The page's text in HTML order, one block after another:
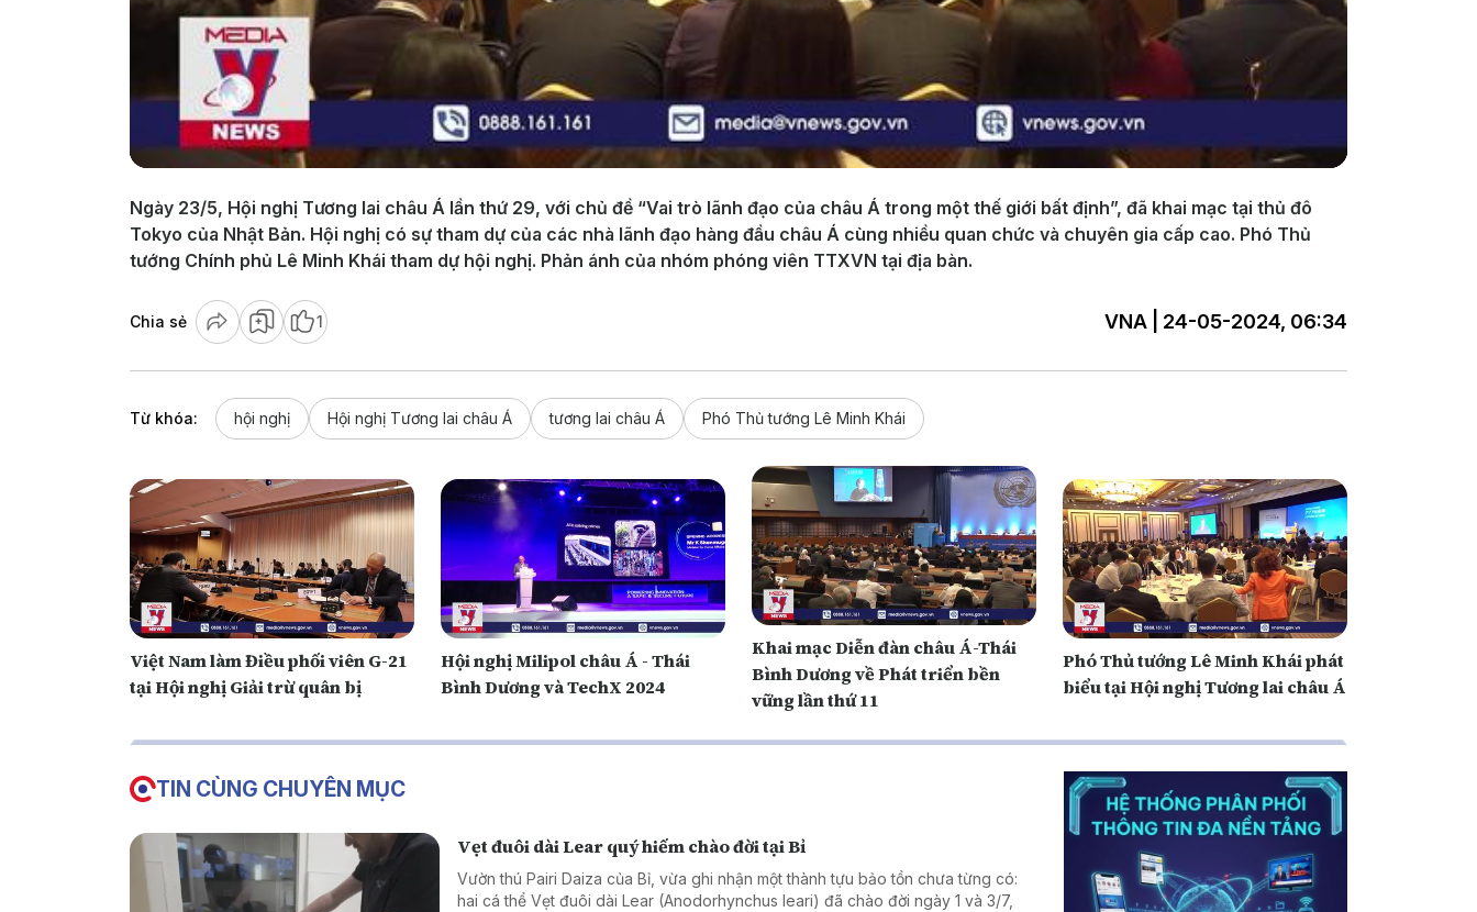
Ngày 23/5, Hội nghị Tương lai châu Á lần thứ 29, với chủ đề “Vai trò lãnh đạo của châu Á trong một thế giới bất định”, đã khai mạc tại thủ đô
Tokyo của Nhật Bản. Hội nghị có sự tham dự của các nhà lãnh đạo hàng đầu châu Á cùng nhiều quan chức và chuyên gia cấp cao. Phó Thủ
tướng Chính phủ Lê Minh Khái tham dự hội nghị. Phản ánh của nhóm phóng viên TTXVN tại địa bàn.
Chia sẻ 1 VNA | 24-05-2024, 06:34
Từ khóa: hội nghị Hội nghị Tương lai châu Á tương lai châu Á Phó Thủ tướng Lê Minh Khái
Việt Nam làm Điều phối viên G-21
tại Hội nghị Giải trừ quân bị
Hội nghị Milipol châu Á - Thái
Bình Dương và TechX 2024
Khai mạc Diễn đàn châu Á-Thái
Bình Dương về Phát triển bền
vững lần thứ 11
Phó Thủ tướng Lê Minh Khái phát
biểu tại Hội nghị Tương lai châu Á
TIN CÙNG CHUYÊN MỤC
Vẹt đuôi dài Lear quý hiếm chào đời tại Bỉ
Vườn thú Pairi Daiza của Bỉ, vừa ghi nhận một thành tựu bảo tồn chưa từng có:
hai cá thể Vẹt đuôi dài Lear (Anodorhynchus leari) đã chào đời ngày 1 và 3/7,